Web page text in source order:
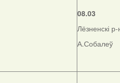
08.03
Лёзненскі
А.Собалеў